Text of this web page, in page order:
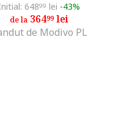
64899 lei -43%
de la 36499lei
de Modivo PL